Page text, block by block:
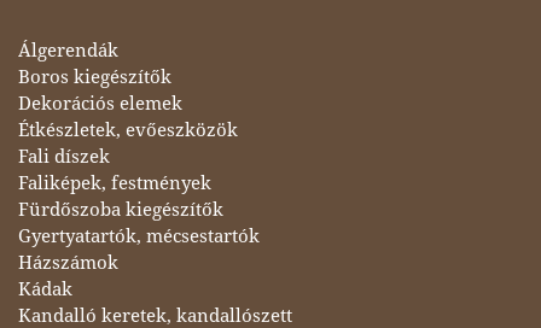
Álgerendák
Boros kiegészítők
Dekorációs elemek
Étkészletek, evőeszközök
Fali díszek
Faliképek, festmények
Fürdőszoba kiegészítők
Gyertyatartók, mécsestartók
Házszámok
Kádak
Kandalló keretek, kandallószett